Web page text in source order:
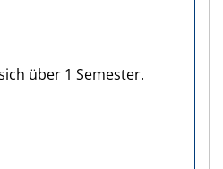
über 1 Semester.